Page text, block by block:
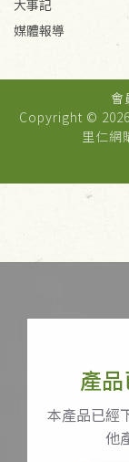
大事記
媒體報導
會
Copyright ©
里仁網
產
本產品已經
他